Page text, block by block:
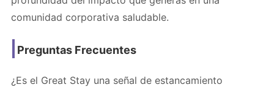
comunidad corporativa saludable.
Preguntas Frecuentes
¿Es el Great Stay una señal de estancamiento